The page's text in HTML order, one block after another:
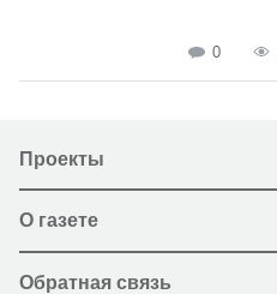
0
Проекты
О газете
Обратная связь